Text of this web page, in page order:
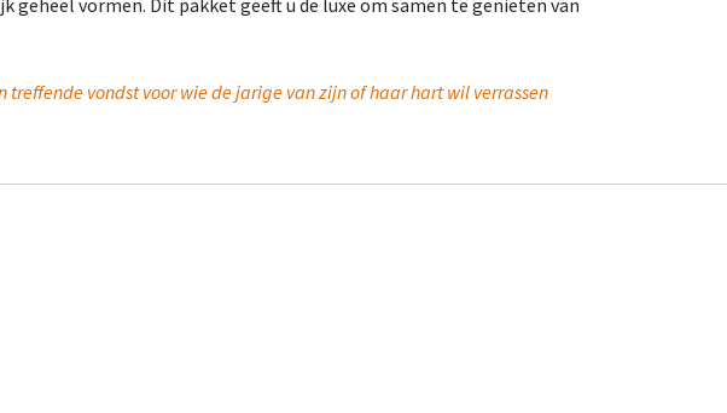
vondst voor wie de jarige van zijn of haar hart wil verrassen